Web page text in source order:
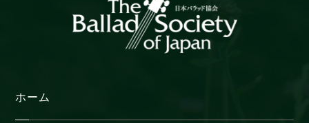
ホーム